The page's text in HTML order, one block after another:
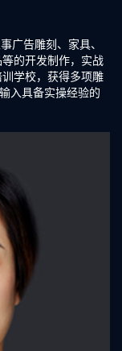
广告雕刻、家具、
的开发制作，实战
学校，获得多项雕
入具备实操经验的